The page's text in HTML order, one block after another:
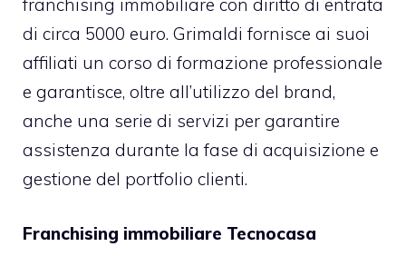
di circa 5000 euro. Grimaldi fornisce ai suoi
affiliati un corso di formazione professionale
e garantisce, oltre all’utilizzo del brand,
anche una serie di servizi per garantire
assistenza durante la fase di acquisizione e
gestione del portfolio clienti.
Franchising immobiliare Tecnocasa